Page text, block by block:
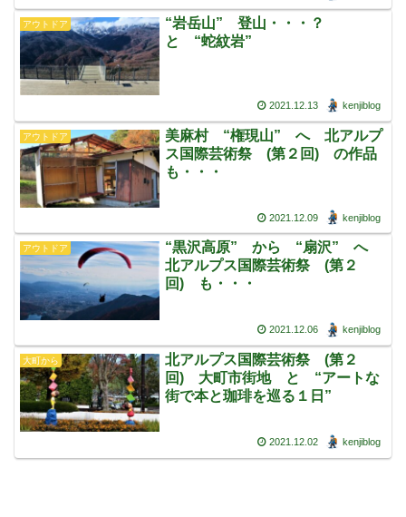
アウトドア
“岩岳山” 登山・・・？
と “蛇紋岩”
2021.12.13 kenjiblog
アウトドア
美麻村 “権現山” へ 北アルプ
ス国際芸術祭 (第２回) の作品
も・・・
2021.12.09 kenjiblog
アウトドア
“黒沢高原” から “扇沢” へ
北アルプス国際芸術祭 (第２
回) も・・・
2021.12.06 kenjiblog
大町から
北アルプス国際芸術祭 (第２
回) 大町市街地 と “アートな
街で本と珈琲を巡る１日”
2021.12.02 kenjiblog